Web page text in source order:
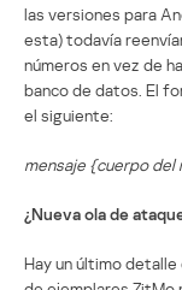
las versiones para
esta) todavía
números en vez de
banco de datos. El
el siguiente:
mensaje {cuerpo
¿Nueva ola de
Hay un último